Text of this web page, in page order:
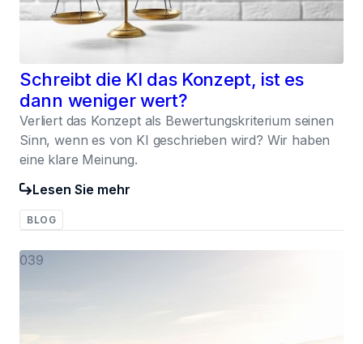
Schreibt die KI das Konzept, ist es
dann weniger wert?
Verliert das Konzept als Bewertungskriterium seinen
Sinn, wenn es von KI geschrieben wird? Wir haben
eine klare Meinung.
Lesen Sie mehr
BLOG
039